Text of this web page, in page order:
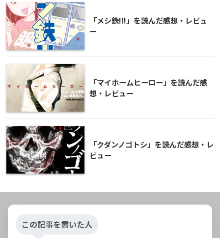
「メシ鉄!!!」を読んだ感想・レビュ
ー
「マイホームヒーロー」を読んだ感
想・レビュー
「クダンノゴトシ」を読んだ感想・レ
ビュー
この記事を書いた人